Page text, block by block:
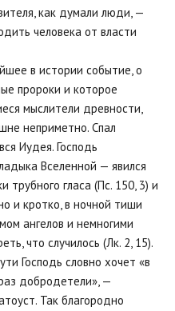
как думали люди, —
человека от власти
в истории событие, о
пророки и которое
мыслители древности,
неприметно. Спал
Иудея. Господь
Вселенной — явился
гласа (Пс. 150, 3) и
и кротко, в ночной тиши
ангелов и немногими
что случилось (Лк. 2, 15).
Господь словно хочет «в
добродетели», —
Так благородно